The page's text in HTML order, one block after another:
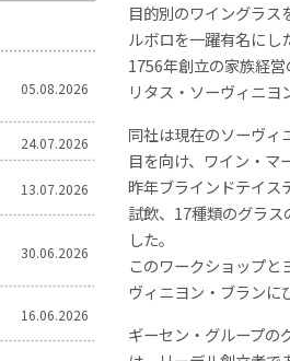
05.08.2026
24.07.2026
13.07.2026
30.06.2026
16.06.2026
目的別のワイングラス
ルボロを一躍有名にし
1756年創立の家族経
リタス・ソーヴィニヨ
同社は現在のソーヴィ
目を向け、ワイン・マ
昨年ブラインドテイス
試飲、17種類のグラ
した。
このワークショップ
ヴィニヨン・ブランに
ギーセン・グループの